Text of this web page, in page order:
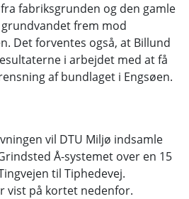
fabriksgrunden og den gamle
frem mod
Det forventes også, at Billund
i arbejdet med at få
af bundlaget i Engsøen.
vil DTU Miljø indsamle
Å-systemet over en 15
til Tiphedevej.
vist på kortet nedenfor.